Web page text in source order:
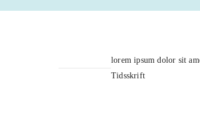
lorem ipsum dolor sit
Tidsskrift